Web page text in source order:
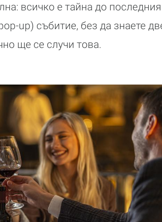
всичко е тайна до
up) събитие, без да знаете
ще се случи това.